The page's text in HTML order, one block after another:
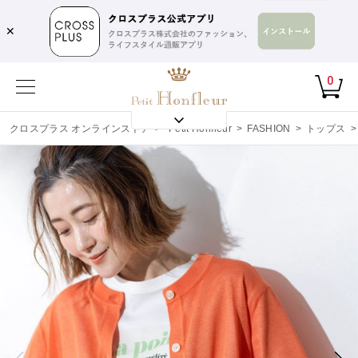
✕
0
クロスプラス オンラインストア > Petit Honfleur > FASHION > トップス >